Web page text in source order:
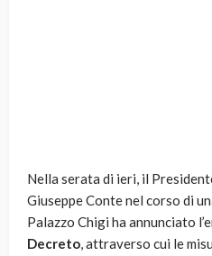
Nella serata di ieri, il
Giuseppe Conte nel corso di
Palazzo Chigi ha annunciato
Decreto, attraverso cui le